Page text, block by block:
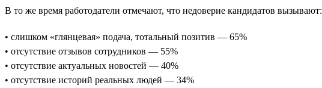
В то же время работодатели отмечают, что недоверие кандидатов вызывают:
• слишком «глянцевая» подача, тотальный позитив — 65%
• отсутствие отзывов сотрудников — 55%
• отсутствие актуальных новостей — 40%
• отсутствие историй реальных людей — 34%